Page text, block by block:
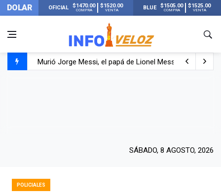
DOLAR OFICIAL $1470.00
COMPRA
$1520.00
VENTA BLUE $1505.00
COMPRA
$1525.00
VENTA
Murió Jorge Messi, el papá de Lionel Messi
SÁBADO, 8 AGOSTO, 2026
POLICIALES